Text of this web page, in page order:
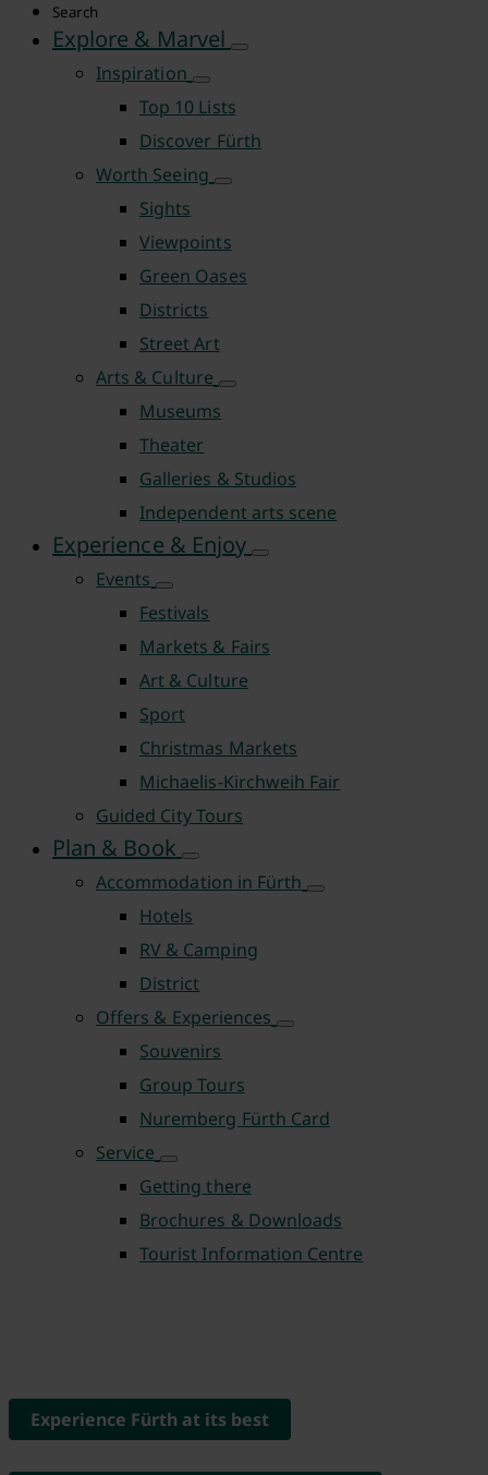
Search
Explore & Marvel
Inspiration
Top 10 Lists
Discover Fürth
Worth Seeing
Sights
Viewpoints
Green Oases
Districts
Street Art
Arts & Culture
Museums
Theater
Galleries & Studios
Independent arts scene
Experience & Enjoy
Events
Festivals
Markets & Fairs
Art & Culture
Sport
Christmas Markets
Michaelis-Kirchweih Fair
Guided City Tours
Plan & Book
Accommodation in Fürth
Hotels
RV & Camping
District
Offers & Experiences
Souvenirs
Group Tours
Nuremberg Fürth Card
Service
Getting there
Brochures & Downloads
Tourist Information Centre
Experience Fürth at its best